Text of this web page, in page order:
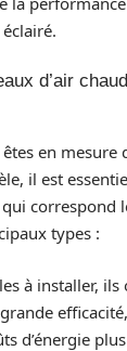
d’air
en mesure
il est
qui correspond
types :
à installer,
d’énergie